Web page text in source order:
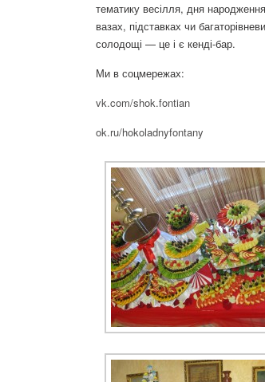
тематику весілля, дня
вазах, підставках чи
солодощі — це і є кенді-бар.
Ми в соцмережах:
vk.com/shok.fontian
ok.ru/hokoladnyfontany